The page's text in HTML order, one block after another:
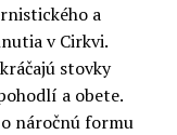
a
v Cirkvi.
stovky
a obete.
náročnú formu